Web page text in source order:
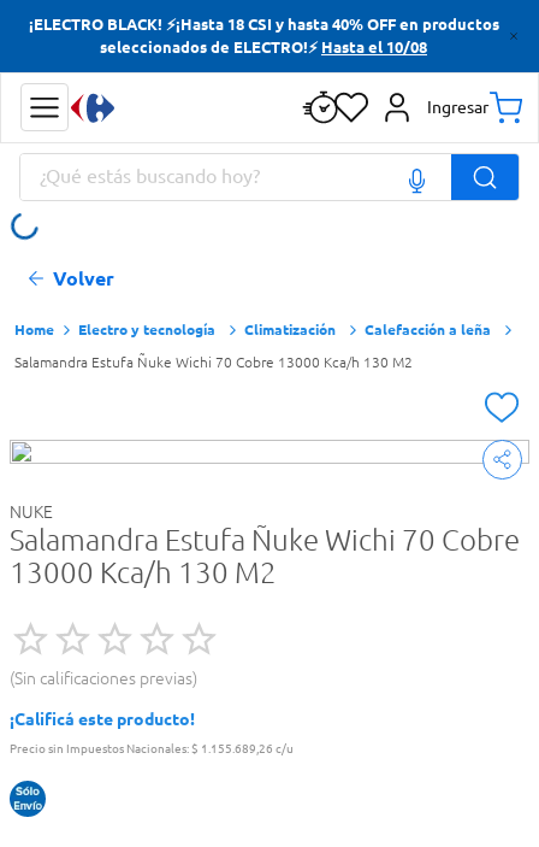
¡ELECTRO BLACK! ⚡¡Hasta 18 CSI y hasta 40% OFF en productos
seleccionados de ELECTRO!⚡ Hasta el 10/08
Ingresar
¿Qué estás buscando hoy?
Volver
Electro y tecnología Climatización Calefacción a leña
Salamandra Estufa Ñuke Wichi 70 Cobre 13000 Kca/h 130 M2
NUKE
Salamandra Estufa Ñuke Wichi 70 Cobre
13000 Kca/h 130 M2
Sin calificaciones previas
¡Calificá este producto!
Precio sin Impuestos Nacionales:$ 1.155.689,26 c/u
Términos más buscados
Yerba
Cerveza
Doves
Términos más buscados
Yerba
Cerveza
Doves